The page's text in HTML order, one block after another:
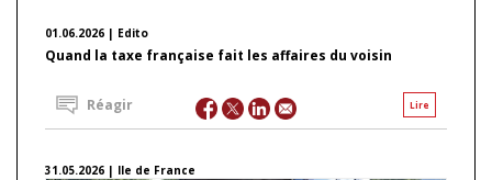
01.06.2026 | Edito
Quand la taxe française fait les affaires du voisin
Lire
Réagir
31.05.2026 | Ile de France